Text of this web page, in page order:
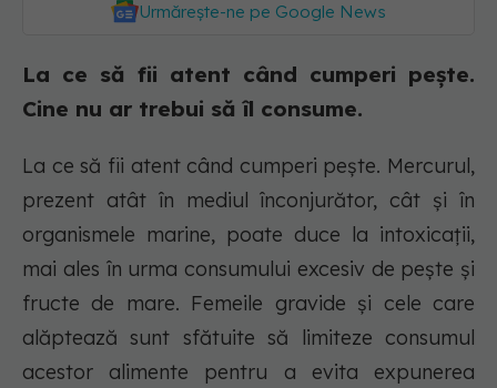
Urmărește-ne pe Google News
La ce să fii atent când cumperi pește.
Cine nu ar trebui să îl consume.
La ce să fii atent când cumperi pește. Mercurul,
prezent atât în mediul înconjurător, cât și în
organismele marine, poate duce la intoxicații,
mai ales în urma consumului excesiv de pește și
fructe de mare. Femeile gravide și cele care
alăptează sunt sfătuite să limiteze consumul
acestor alimente pentru a evita expunerea